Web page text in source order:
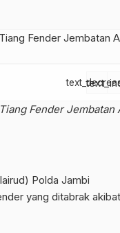
Fender Jembatan
Polda Jambi
yang ditabrak akibat